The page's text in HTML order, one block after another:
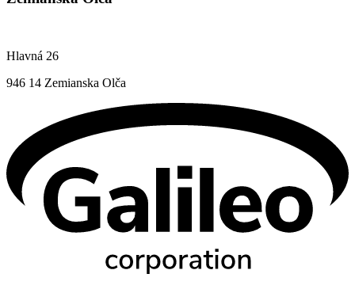
Hlavná 26
946 14 Zemianska Olča